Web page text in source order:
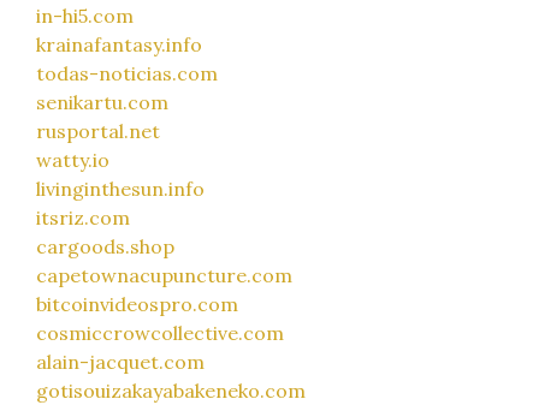
in-hi5.com
krainafantasy.info
todas-noticias.com
senikartu.com
rusportal.net
watty.io
livinginthesun.info
itsriz.com
cargoods.shop
capetownacupuncture.com
bitcoinvideospro.com
cosmiccrowcollective.com
alain-jacquet.com
gotisouizakayabakeneko.com